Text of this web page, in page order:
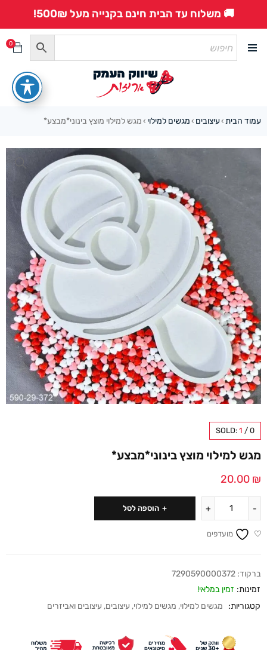
🚚 משלוח עד הבית חינם בקנייה מעל 500₪!
0
עמוד הבית ›עיצובים › מגשים למילוי › מגש למילוי מוצץ בינוני*מבצע*
SOLD: 1 / 0
מגש למילוי מוצץ בינוני*מבצע*
20.00 ₪
הוספה לסל
מועדפים
ברקוד: 7290590000372
זמינות: זמין במלאי!
קטגוריות:
מגשים למילוי, מגשים למילוי, עיצובים, עיצובים ואביזרים